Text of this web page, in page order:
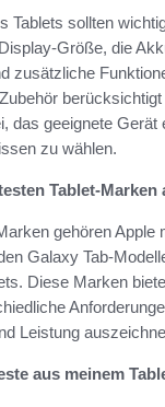
Tablets sollten
Größe, die
zusätzliche
das geeignete Gerät
zu wählen.
Tablet-Marken
gehören Apple
Galaxy Tab-
Diese Marken
Leistung
aus meinem